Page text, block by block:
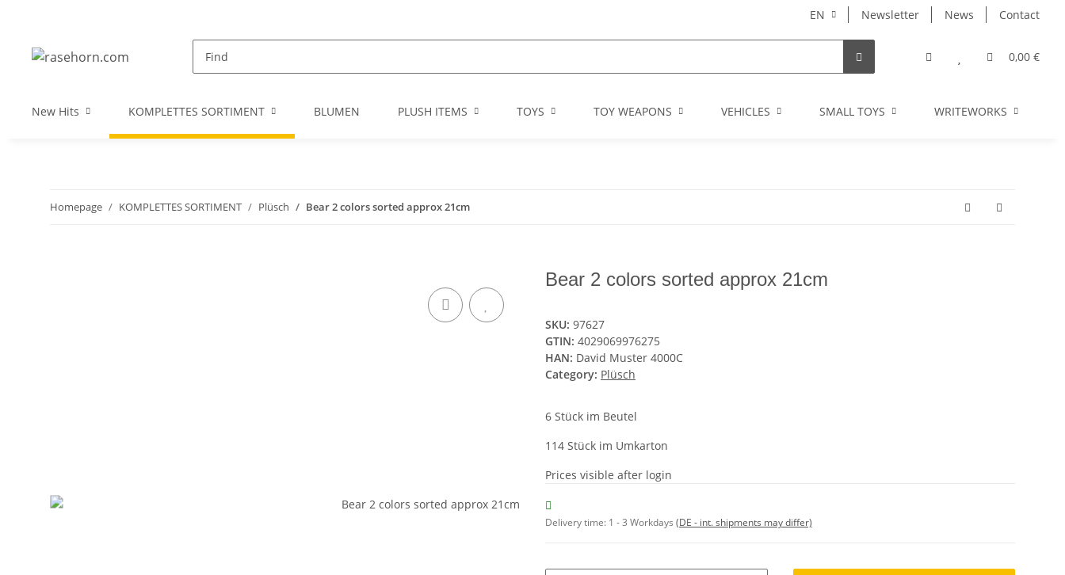
EN Newsletter News Contact
0,00 €
New Hits KOMPLETTES SORTIMENT BLUMEN PLUSH ITEMS TOYS TOY WEAPONS VEHICLES SMALL TOYS WRITEWORKS
Homepage KOMPLETTES SORTIMENT Plüsch Bear 2 colors sorted approx 21cm
Bear 2 colors sorted approx 21cm
SKU: 97627
GTIN: 4029069976275
HAN: David Muster 4000C
Category: Plüsch
6 Stück im Beutel
114 Stück im Umkarton
Prices visible after login
Delivery time: 1 - 3 Workdays (DE - int. shipments may differ)